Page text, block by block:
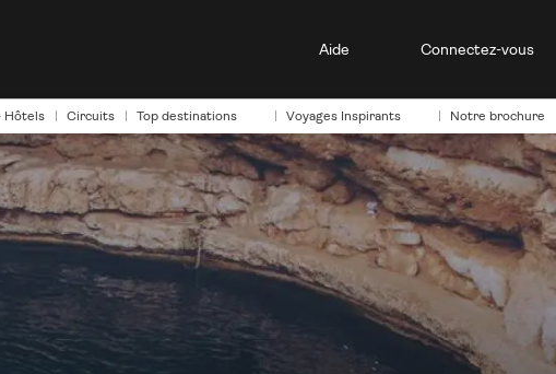
Aide Connectez-vous
Hôtels Circuits Top destinations Voyages Inspirants Notre brochure